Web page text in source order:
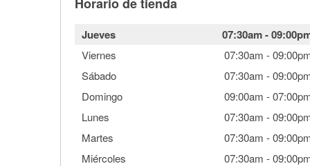
Jueves 07:30am-
Viernes 07:30am -
Sábado
07:30am -
Domingo
09:00am -
Lunes
07:30am -
Martes
07:30am -
Miércoles
07:30am -